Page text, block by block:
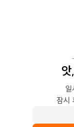
일
잠시